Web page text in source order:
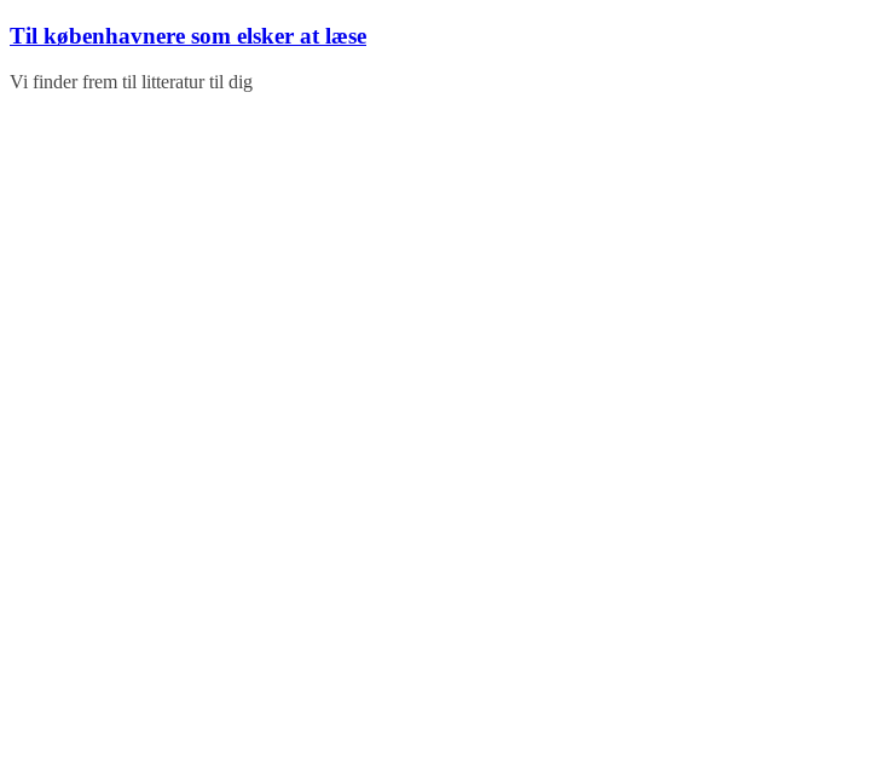
Skip
content
Til københavnere som elsker at læse
Vi finder frem til litteratur til dig